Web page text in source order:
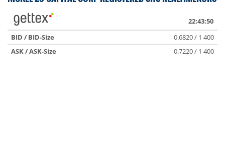
22:43:50
BID / BID-Size
0.6820 / 1 400
ASK / ASK-Size
0.7220 / 1 400